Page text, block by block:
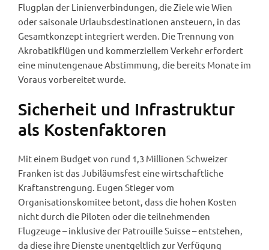
Flugplan der Linienverbindungen, die Ziele wie Wien
oder saisonale Urlaubsdestinationen ansteuern, in das
Gesamtkonzept integriert werden. Die Trennung von
Akrobatikflügen und kommerziellem Verkehr erfordert
eine minutengenaue Abstimmung, die bereits Monate im
Voraus vorbereitet wurde.
Sicherheit und Infrastruktur
als Kostenfaktoren
Mit einem Budget von rund 1,3 Millionen Schweizer
Franken ist das Jubiläumsfest eine wirtschaftliche
Kraftanstrengung. Eugen Stieger vom
Organisationskomitee betont, dass die hohen Kosten
nicht durch die Piloten oder die teilnehmenden
Flugzeuge – inklusive der Patrouille Suisse – entstehen,
da diese ihre Dienste unentgeltlich zur Verfügung